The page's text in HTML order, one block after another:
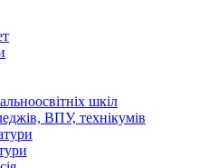
шкіл
ВПУ, технікумів